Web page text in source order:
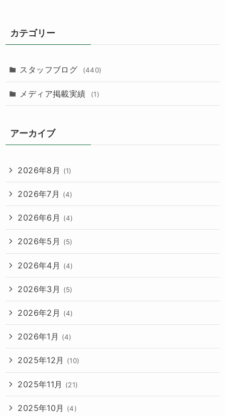
カテゴリー
スタッフブログ (440)
メディア掲載実績 (1)
アーカイブ
2026年8月 (1)
2026年7月 (4)
2026年6月 (4)
2026年5月 (5)
2026年4月 (4)
2026年3月 (5)
2026年2月 (4)
2026年1月 (4)
2025年12月 (10)
2025年11月 (21)
2025年10月 (4)